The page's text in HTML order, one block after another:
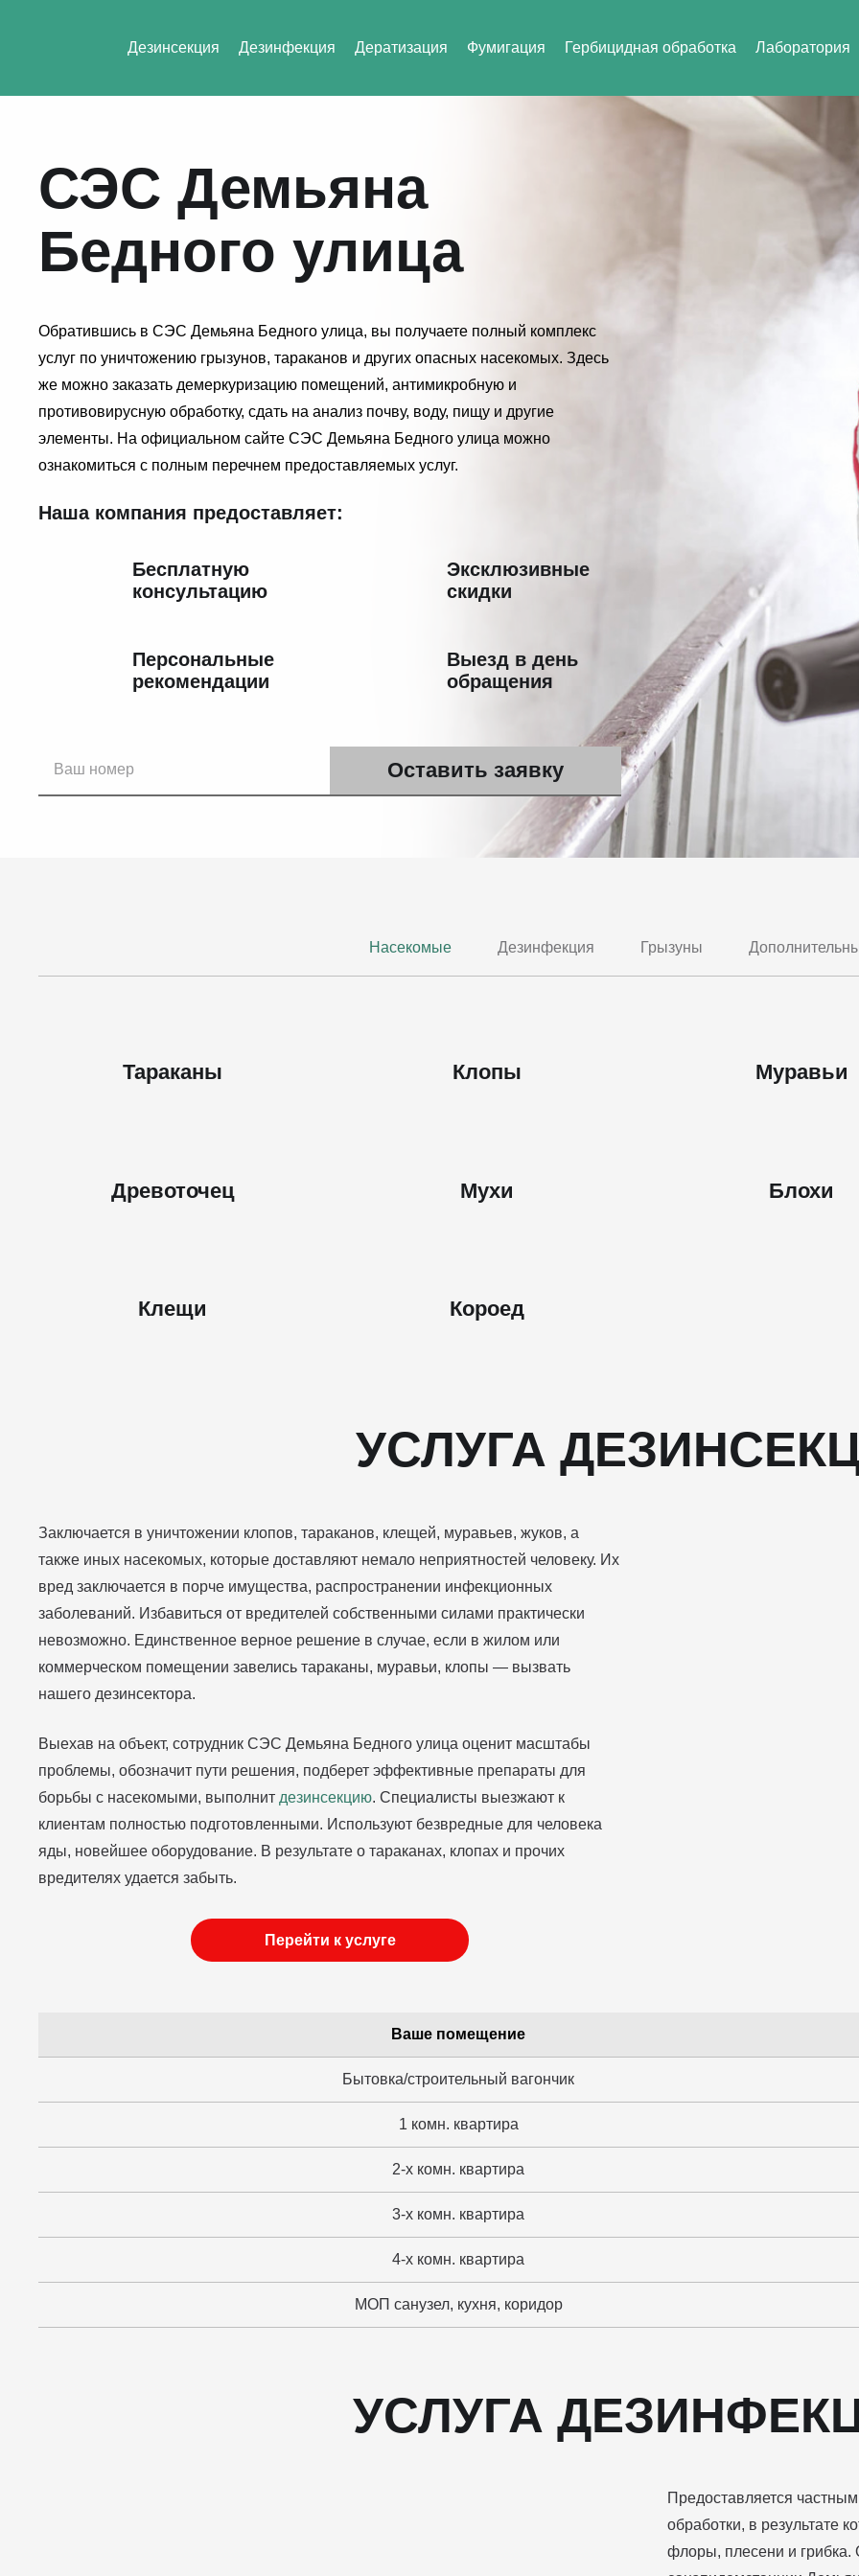
Дезинсекция Дезинфекция Дератизация Фумигация Гербицидная обработка Лаборатория
СЭС Демьяна
Бедного улица
Обратившись в СЭС Демьяна Бедного улица, вы получаете полный комплекс
услуг по уничтожению грызунов, тараканов и других опасных насекомых. Здесь
же можно заказать демеркуризацию помещений, антимикробную и
противовирусную обработку, сдать на анализ почву, воду, пищу и другие
элементы. На официальном сайте СЭС Демьяна Бедного улица можно
ознакомиться с полным перечнем предоставляемых услуг.
Наша компания предоставляет:
Бесплатную
консультацию
Эксклюзивные
скидки
Персональные
рекомендации
Выезд в день
обращения
Насекомые Дезинфекция Грызуны
Тараканы Клопы Муравьи
Древоточец Мухи Блохи
Клещи Короед
УСЛУГА
Заключается в уничтожении клопов, тараканов, клещей, муравьев, жуков, а
также иных насекомых, которые доставляют немало неприятностей человеку. Их
вред заключается в порче имущества, распространении инфекционных
заболеваний. Избавиться от вредителей собственными силами практически
невозможно. Единственное верное решение в случае, если в жилом или
коммерческом помещении завелись тараканы, муравьи, клопы — вызвать
нашего дезинсектора.
Выехав на объект, сотрудник СЭС Демьяна Бедного улица оценит масштабы
проблемы, обозначит пути решения, подберет эффективные препараты для
борьбы с насекомыми, выполнит дезинсекцию. Специалисты выезжают к
клиентам полностью подготовленными. Используют безвредные для человека
яды, новейшее оборудование. В результате о тараканах, клопах и прочих
вредителях удается забыть.
Перейти к услуге
Ваше помещение
Бытовка/строительный вагончик
1 комн. квартира
2-х комн. квартира
3-х комн. квартира
4-х комн. квартира
МОП санузел, кухня, коридор
УСЛУГА
Предоставляется
обработки, в результате
флоры, плесени и грибка.